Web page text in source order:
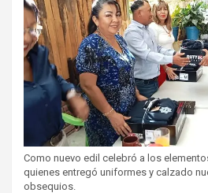
Como nuevo edil celebró a los
quienes entregó uniformes y calzado
obsequios.